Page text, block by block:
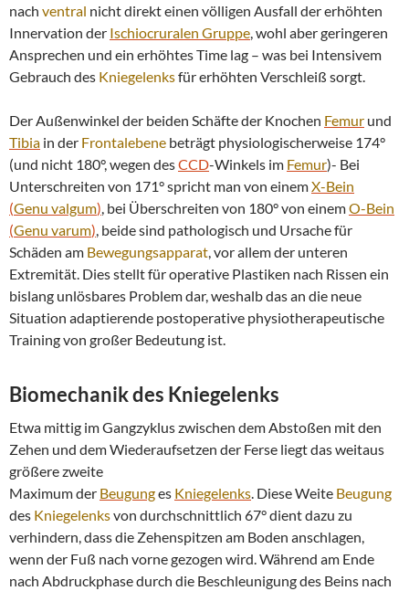
nach ventral nicht direkt einen völligen Ausfall der erhöhten
Innervation der Ischiocruralen Gruppe, wohl aber geringeren
Ansprechen und ein erhöhtes Time lag – was bei Intensivem
Gebrauch des Kniegelenksfür erhöhten Verschleiß sorgt.
Der Außenwinkel der beiden Schäfte der Knochen Femur und
Tibia in der Frontalebene beträgt physiologischerweise 174°
(und nicht 180°, wegen desCCD-Winkels im Femur)- Bei
Unterschreiten von 171° spricht man von einemX-Bein
(Genu valgum), bei Überschreiten von 180° von einemO-Bein
(Genu varum), beide sind pathologisch und Ursache für
Schäden am Bewegungsapparat, vor allem der unteren
Extremität. Dies stellt für operative Plastiken nach Rissen ein
bislang unlösbares Problem dar, weshalb das an die neue
Situation adaptierende postoperative physiotherapeutische
Training von großer Bedeutung ist.
Biomechanik des Kniegelenks
Etwa mittig im Gangzyklus zwischen dem Abstoßen mit den
Zehen und dem Wiederaufsetzen der Ferse liegt das weitaus
größere zweite
Maximum der Beugunges Kniegelenks. Diese Weite Beugung
des Kniegelenksvon durchschnittlich 67° dient dazu zu
verhindern, dass die Zehenspitzen am Boden anschlagen,
wenn der Fuß nach vorne gezogen wird. Während am Ende
nach Abdruckphase durch die Beschleunigung des Beins nach